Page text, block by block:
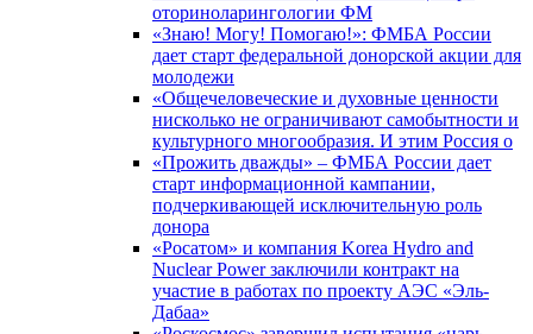
оториноларингологии ФМ
«Знаю! Могу! Помогаю!»: ФМБА России
дает старт федеральной донорской акции для
молодежи
«Общечеловеческие и духовные ценности
нисколько не ограничивают самобытности и
культурного многообразия. И этим Россия о
«Прожить дважды» – ФМБА России дает
старт информационной кампании,
подчеркивающей исключительную роль
донора
«Росатом» и компания Korea Hydro and
Nuclear Power заключили контракт на
участие в работах по проекту АЭС «Эль-
Дабаа»